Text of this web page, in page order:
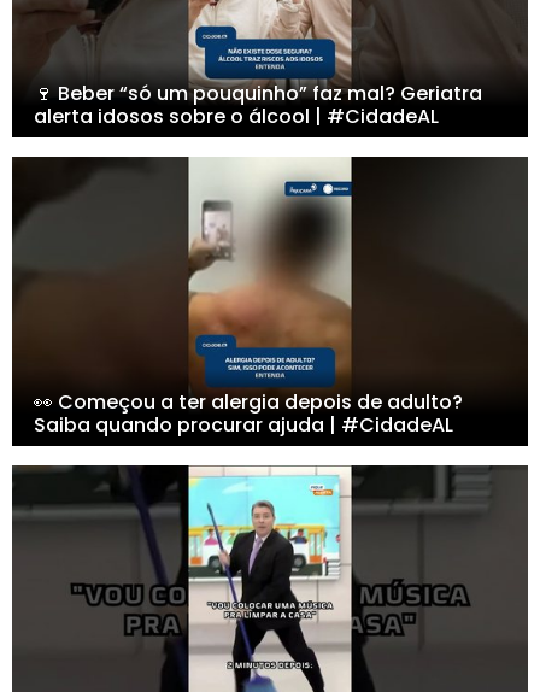
🍷 Beber “só um pouquinho” faz mal? Geriatra
alerta idosos sobre o álcool | #CidadeAL
👀 Começou a ter alergia depois de adulto?
Saiba quando procurar ajuda | #CidadeAL